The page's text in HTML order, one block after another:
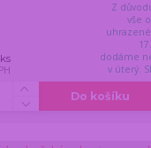
ks
Z
vše
dodáme
v úterý.
Do košíku